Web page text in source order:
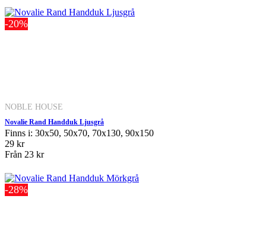
-20%
NOBLE HOUSE
Novalie Rand Handduk Ljusgrå
Finns i: 30x50, 50x70, 70x130, 90x150
29 kr
Från 23 kr
-28%